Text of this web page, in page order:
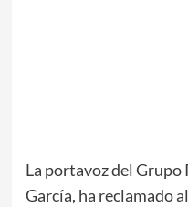
La portavoz del Grupo
García, ha reclamado